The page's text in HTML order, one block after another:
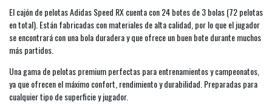
El cajón de pelotas Adidas Speed RX cuenta con 24 botes de 3 bolas (72 pelotas
en total). Están fabricadas con materiales de alta calidad, por lo que el jugador
se encontrará con una bola duradera y que ofrece un buen bote durante muchos
más partidos.
Una gama de pelotas premium perfectas para entrenamientos y campeonatos,
ya que ofrecen el máximo confort, rendimiento y durabilidad. Preparadas para
cualquier tipo de superficie y jugador.